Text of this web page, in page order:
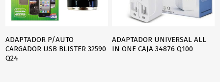
ADAPTADOR P/AUTO
CARGADOR USB BLISTER 32590
Q24
ADAPTADOR UNIVERSAL ALL
IN ONE CAJA 34876 Q100